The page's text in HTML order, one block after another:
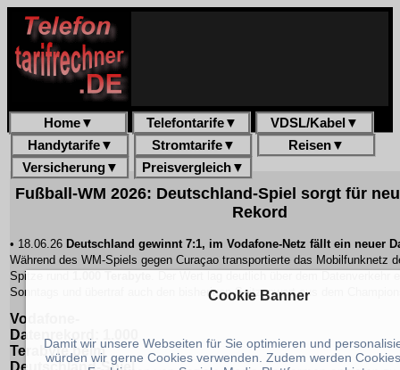
Home▼ Telefontarife▼ VDSL/Kabel ▼
Handytarife▼ Stromtarife▼ Reisen▼
Versicherung▼ Preisvergleich▼
Fußball-WM 2026: Deutschland-Spiel sorgt für
Rekord
• 18.06.26 Deutschland gewinnt 7:1, im Vodafone-Netz fällt ein neuer
Während des WM-Spiels gegen Curaçao transportierte das Mobilfunknetz
Spitze rund
Sonntags und übertraf auch den bisherigen Spitzenwert aus dem
Vodafone-
Datenrekord: 1.000
Terabyte beim
Cookie Banner
Damit wir unsere Webseiten für Sie optimieren und
würden wir gerne Cookies verwenden. Zudem werden